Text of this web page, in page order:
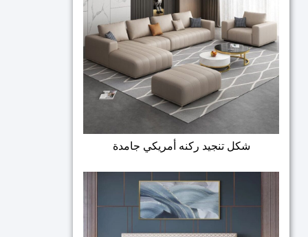
شكل تنجيد ركنه أمريكي جامدة